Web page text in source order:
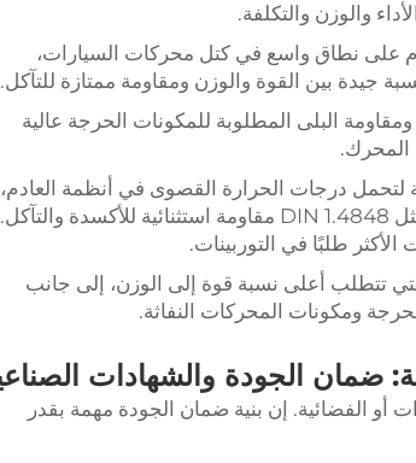
والوزن والتكلفة.
على نطاق واسع في كتل محركات السيارات،
جيدة بين القوة والوزن ومقاومة ممتازة للتآكل.
ومقاومة البلى المطلوبة للمكونات الحرجة عالية
المحرك.
لتحمل درجات الحرارة القصوى في أنظمة العادم،
شواحن التربو، ومحركات الطائرات النفاثة. توفر درجات مثل DIN 1.4848 مقاومة استثنائية للأكسدة والتآكل.
طلبًا في التوربينات.
التي تتطلب أعلى نسبة قوة إلى الوزن، إلى جانب
ومكونات المحركات النفاثة.
الفضائية. إن بنية ضمان الجودة مهمة بقدر